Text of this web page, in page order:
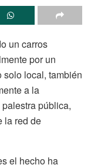
un carros
por un
solo local, también
a la
pública,
la red de
el hecho ha